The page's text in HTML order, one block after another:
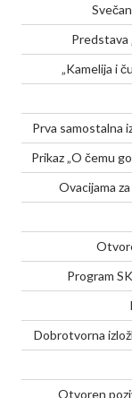
Predstava
„Kamelija i
Prva samostalna
Prikaz „O čemu
Ovacijama
Program
Dobrotvorna
Otvoren